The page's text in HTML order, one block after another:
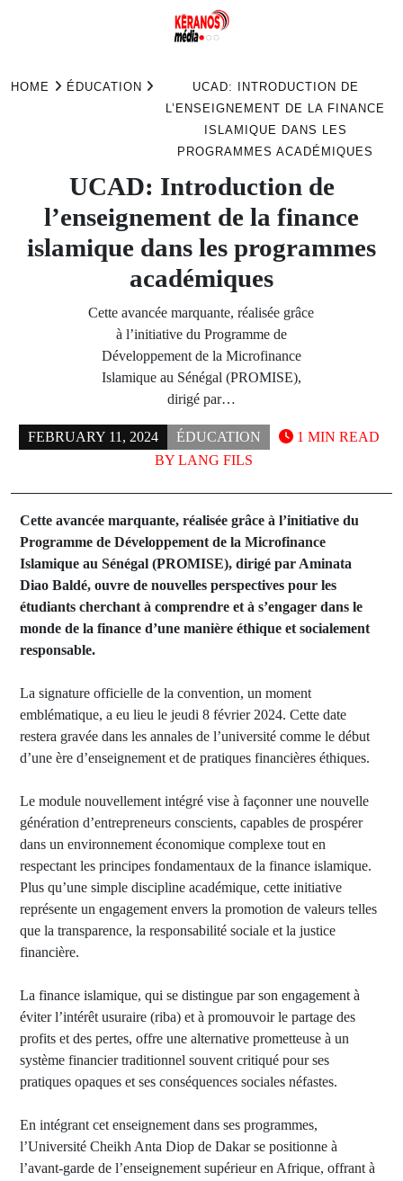
HOME ÉDUCATION
UCAD: INTRODUCTION DE
L’ENSEIGNEMENT DE LA FINANCE
ISLAMIQUE DANS LES
PROGRAMMES ACADÉMIQUES
UCAD: Introduction de
l’enseignement de la finance
islamique dans les programmes
académiques
Cette avancée marquante, réalisée grâce
à l’initiative du Programme de
Développement de la Microfinance
Islamique au Sénégal (PROMISE),
dirigé par…
FEBRUARY 11, 2024
ÉDUCATION
BY LANG FILS
1 MIN READ
Cette avancée marquante, réalisée grâce à l’initiative du
Programme de Développement de la Microfinance
Islamique au Sénégal (PROMISE), dirigé par Aminata
Diao Baldé, ouvre de nouvelles perspectives pour les
étudiants cherchant à comprendre et à s’engager dans le
monde de la finance d’une manière éthique et socialement
responsable.
La signature officielle de la convention, un moment
emblématique, a eu lieu le jeudi 8 février 2024. Cette date
restera gravée dans les annales de l’université comme le début
d’une ère d’enseignement et de pratiques financières éthiques.
Le module nouvellement intégré vise à façonner une nouvelle
génération d’entrepreneurs conscients, capables de prospérer
dans un environnement économique complexe tout en
respectant les principes fondamentaux de la finance islamique.
Plus qu’une simple discipline académique, cette initiative
représente un engagement envers la promotion de valeurs telles
que la transparence, la responsabilité sociale et la justice
financière.
La finance islamique, qui se distingue par son engagement à
éviter l’intérêt usuraire (riba) et à promouvoir le partage des
profits et des pertes, offre une alternative prometteuse à un
système financier traditionnel souvent critiqué pour ses
pratiques opaques et ses conséquences sociales néfastes.
En intégrant cet enseignement dans ses programmes,
l’Université Cheikh Anta Diop de Dakar se positionne à
l’avant-garde de l’enseignement supérieur en Afrique, offrant à